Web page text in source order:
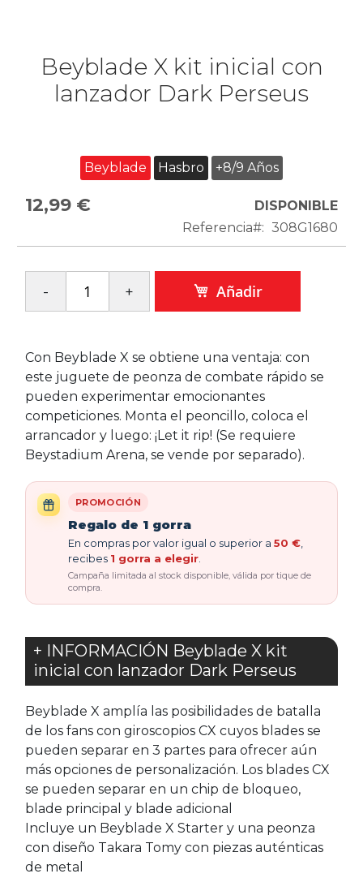
Beyblade X kit inicial con
lanzador Dark Perseus
Beyblade Hasbro +8/9 Años
12,99 €
DISPONIBLE
Referencia
308G1680
Añadir
Con Beyblade X se obtiene una ventaja: con
este juguete de peonza de combate rápido se
pueden experimentar emocionantes
competiciones. Monta el peoncillo, coloca el
arrancador y luego: ¡Let it rip! (Se requiere
Beystadium Arena, se vende por separado).
PROMOCIÓN
Regalo de 1 gorra
En compras por valor igual o superior a 50 €
recibes 1 gorra a elegir
Campaña limitada al stock disponible, válida por tique de
compra.
+ INFORMACIÓN Beyblade X kit
inicial con lanzador Dark Perseus
Beyblade X amplía las posibilidades de batalla
de los fans con giroscopios CX cuyos blades se
pueden separar en 3 partes para ofrecer aún
más opciones de personalización. Los blades CX
se pueden separar en un chip de bloqueo,
blade principal y blade adicional
Incluye un Beyblade X Starter y una peonza
con diseño Takara Tomy con piezas auténticas
de metal